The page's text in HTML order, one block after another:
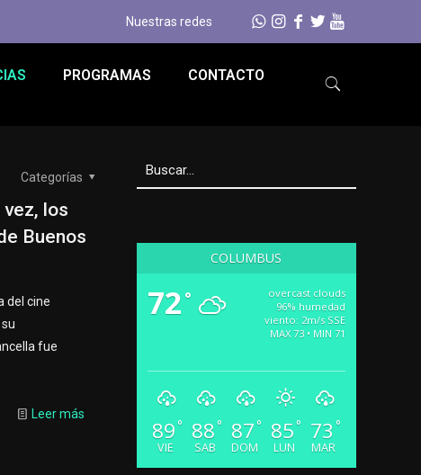
Nuestras redes
PROGRAMAS CONTACTO
Categorías
los
Buenos
del cine
fue
Leer más
COLUMBUS
72 °
overcast clouds
96% humedad
viento: 2m/s SSE
MAX 73 • MIN 71
89 °
VIE
88 °
SAB
87 °
DOM
85 °
LUN
73 °
MAR